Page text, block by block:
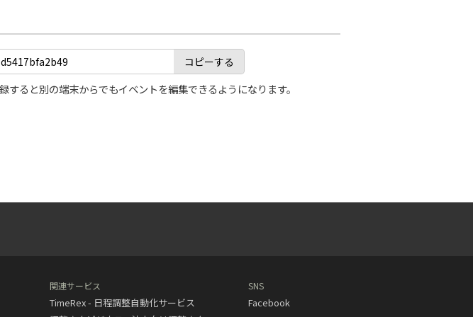
コピーする
ると別の端末からでもイベントを編集できるようになります。
関連サービス
TimeRex - 日程調整自動化サービス
SNS
Facebook